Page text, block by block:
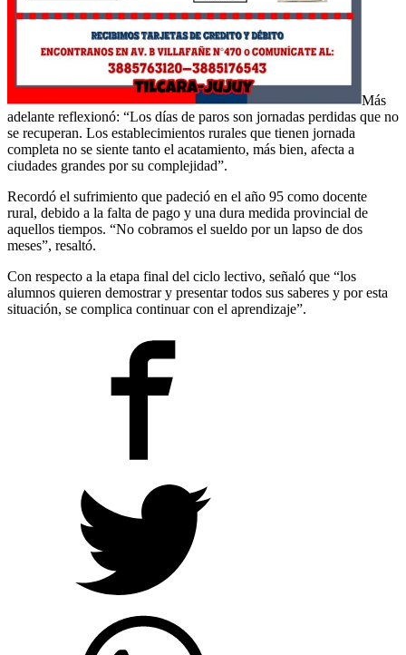
Más
adelante reflexionó: “Los días de paros son jornadas perdidas que no
se recuperan. Los establecimientos rurales que tienen jornada
completa no se siente tanto el acatamiento, más bien, afecta a
ciudades grandes por su complejidad”.
Recordó el sufrimiento que padeció en el año 95 como docente
rural, debido a la falta de pago y una dura medida provincial de
aquellos tiempos. “No cobramos el sueldo por un lapso de dos
meses”, resaltó.
Con respecto a la etapa final del ciclo lectivo, señaló que “los
alumnos quieren demostrar y presentar todos sus saberes y por esta
situación, se complica continuar con el aprendizaje”.